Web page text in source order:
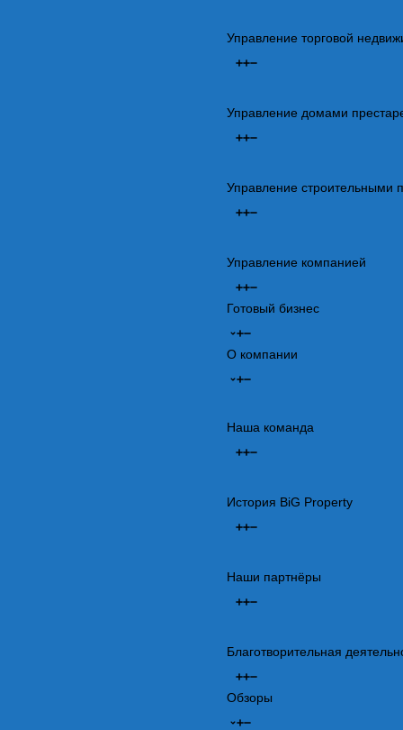
Управление торговой
Управление домами
Управление строительными
Управление компанией
Готовый бизнес
О компании
Наша команда
История BiG Property
Наши партнёры
Благотворительная
Обзоры